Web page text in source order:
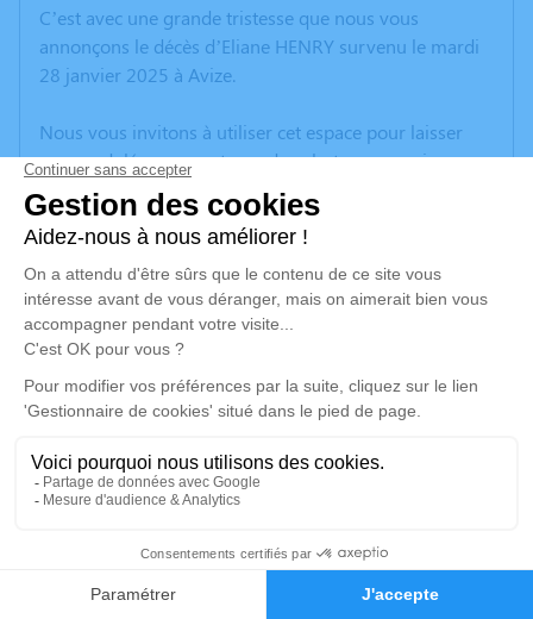
Faire-part Hommages
C’est avec une grande tristesse que nous vous
annonçons le décès d’Eliane HENRY survenu le mardi
28 janvier 2025 à Avize.
Nous vous invitons à utiliser cet espace pour laisser
vos condoléances, partager des photos souvenirs, une
anecdote ou exprimer vos pensées à travers des
poèmes ou des textes. Cet endroit est un lieu
d'expression dédié à honorer la mémoire d’Eliane
HENRY.
Un service de plantation d’arbre hommage est
disponible ici.
Je rends hommage
Cérémonie religieuse
Eglise de Tailly
08240 Tailly